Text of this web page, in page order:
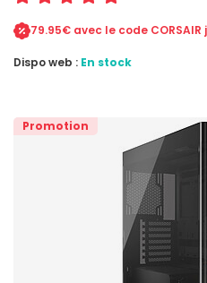
79.95€ avec le code
Dispo web : En stock
Promotion